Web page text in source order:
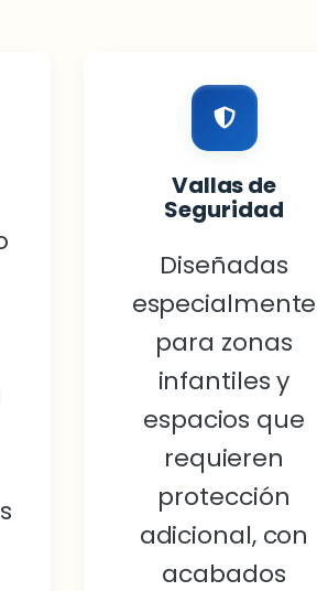
Vallas de
Seguridad
Diseñadas
especialmente
para zonas
infantiles y
espacios que
requieren
protección
adicional, con
acabados